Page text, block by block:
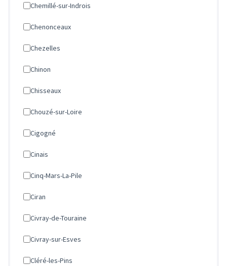
Chemillé-sur-Indrois
Chenonceaux
Chezelles
Chinon
Chisseaux
Chouzé-sur-Loire
Cigogné
Cinais
Cinq-Mars-La-Pile
Ciran
Civray-de-Touraine
Civray-sur-Esves
Cléré-les-Pins